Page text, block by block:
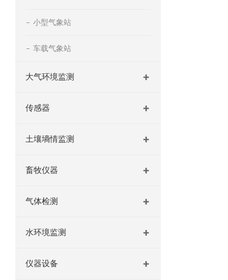
小型气象站
车载气象站
大气环境监测
传感器
土壤墒情监测
畜牧仪器
气体检测
水环境监测
仪器设备